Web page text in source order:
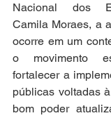
Nacional dos
Camila Moraes, a
ocorre em um
o movimento
fortalecer a
públicas voltadas
bom poder